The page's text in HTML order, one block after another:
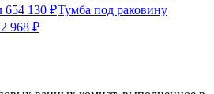
654 130 ₽Тумба под раковину
968 ₽